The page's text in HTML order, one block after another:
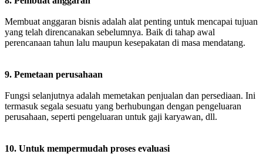
Membuat anggaran bisnis adalah alat penting untuk mencapai tujuan
yang telah direncanakan sebelumnya. Baik di tahap awal
perencanaan tahun lalu maupun kesepakatan di masa mendatang.
9. Pemetaan perusahaan
Fungsi selanjutnya adalah memetakan penjualan dan persediaan. Ini
termasuk segala sesuatu yang berhubungan dengan pengeluaran
perusahaan, seperti pengeluaran untuk gaji karyawan, dll.
10. Untuk mempermudah proses evaluasi